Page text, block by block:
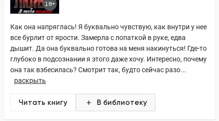
18+
Как она напряглась! Я буквально чувствую, как внутри у нее
все бурлит от ярости. Замерла с лопаткой в руке, едва
дышит. Да она буквально готова на меня накинуться! Где-то
глубоко в подсознании я этого даже хочу. Интересно, почему
она так взбесилась? Смотрит так, будто сейчас разо...
раскрыть
Читать книгу В библиотеку